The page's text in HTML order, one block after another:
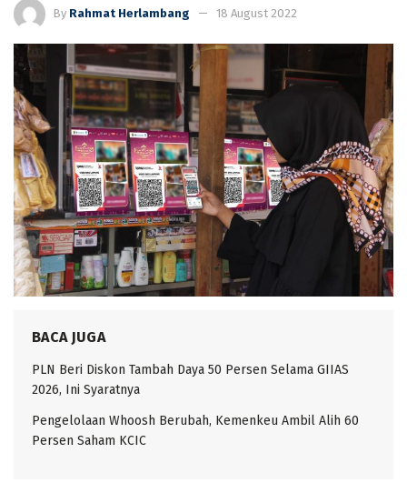
By Rahmat Herlambang 18 August 2022
BACA JUGA
PLN Beri Diskon Tambah Daya 50 Persen Selama GIIAS
2026, Ini Syaratnya
Pengelolaan Whoosh Berubah, Kemenkeu Ambil Alih 60
Persen Saham KCIC